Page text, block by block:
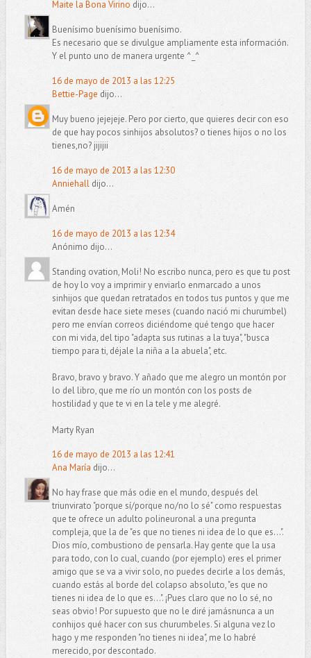
Maite la Bona Virino dijo...
Buenísimo buenísimo buenísimo.
Es necesario que se divulgue ampliamente esta información.
Y el punto uno de manera urgente ^_^
16 de mayo de 2013 a las 12:25
Bettie-Page dijo...
Muy bueno jejejeje. Pero por cierto, que quieres decir con eso
de que hay pocos sinhijos absolutos? o tienes hijos o no los
tienes,no? jijijii
16 de mayo de 2013 a las 12:30
Anniehalldijo...
Amén
16 de mayo de 2013 a las 12:34
Anónimo dijo...
Standing ovation, Moli! No escribo nunca, pero es que tu post
de hoy lo voy a imprimir y enviarlo enmarcado a unos
sinhijos que quedan retratados en todos tus puntos y que me
evitan desde hace siete meses (cuando nació mi churumbel)
pero me envían correos diciéndome qué tengo que hacer
con mi vida, del tipo "adapta sus rutinas a la tuya", "busca
tiempo para ti, déjale la niña a la abuela", etc.
Bravo, bravo y bravo. Y añado que me alegro un montón por
lo del libro, que me río un montón con los posts de
hostilidad y que te vi en la tele y me alegré.
Marty Ryan
16 de mayo de 2013 a las 12:41
Ana María dijo...
No hay frase que más odie en el mundo, después del
triunvirato "porque sí/porque no/no lo sé" como respuestas
que te ofrece un adulto polineuronal a una pregunta
compleja, que la de "es que no tienes ni idea de lo que es...".
Dios mío, combustiono de pensarla. Hay gente que la usa
para todo, con lo cual, cuando (por ejemplo) eres el primer
amigo que se va a vivir solo, no puedes decirle a los demás,
cuando estás al borde del colapso absoluto, "es que no
tienes ni idea de lo que es...". ¡Pues claro que no lo sé, no
seas obvio! Por supuesto que no le diré jamásnunca a un
conhijos qué hacer con sus churumbeles. Si alguna vez lo
hago y me responden "no tienes ni idea", me lo habré
merecido, por descontado.